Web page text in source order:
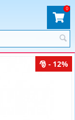
0
- 12%